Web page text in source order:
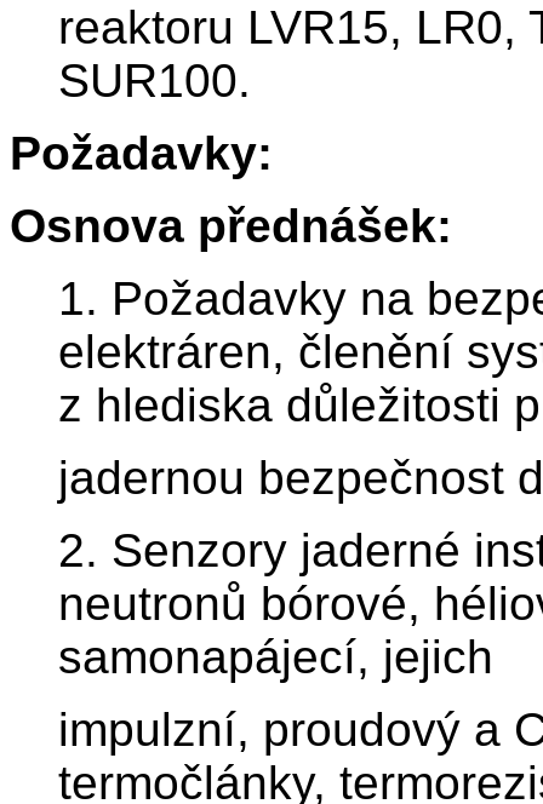
reaktoru LVR15, LR0,
SUR100.
Požadavky:
Osnova přednášek:
1. Požadavky na
elektráren, členění
z hlediska důležitosti
jadernou bezpečnost
2. Senzory jaderné
neutronů bórové,
samonapájecí, jejich
impulzní, proudový a
termočlánky,